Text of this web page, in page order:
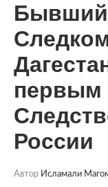
Бывший
первым
России
Автор Исламали